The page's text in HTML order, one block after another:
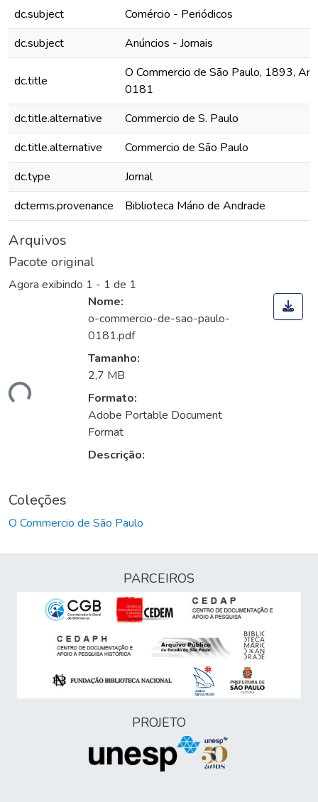
dc.subject
Comércio - Periódicos
dc.subject
Anúncios - Jornais
dc.title
O Commercio de São Paulo, 1893,
0181
dc.title.alternative
Commercio de S. Paulo
dc.title.alternative
Commercio de São Paulo
dc.type
Jornal
dcterms.provenance
Biblioteca Mário de Andrade
Arquivos
Pacote original
Agora exibindo 1 - 1 de 1
Nome:
o-commercio-de-sao-paulo-
0181.pdf
Tamanho:
2,7 MB
Formato:
Adobe Portable Document
Format
Descrição:
Coleções
O Commercio de São Paulo
PARCEIROS
PROJETO